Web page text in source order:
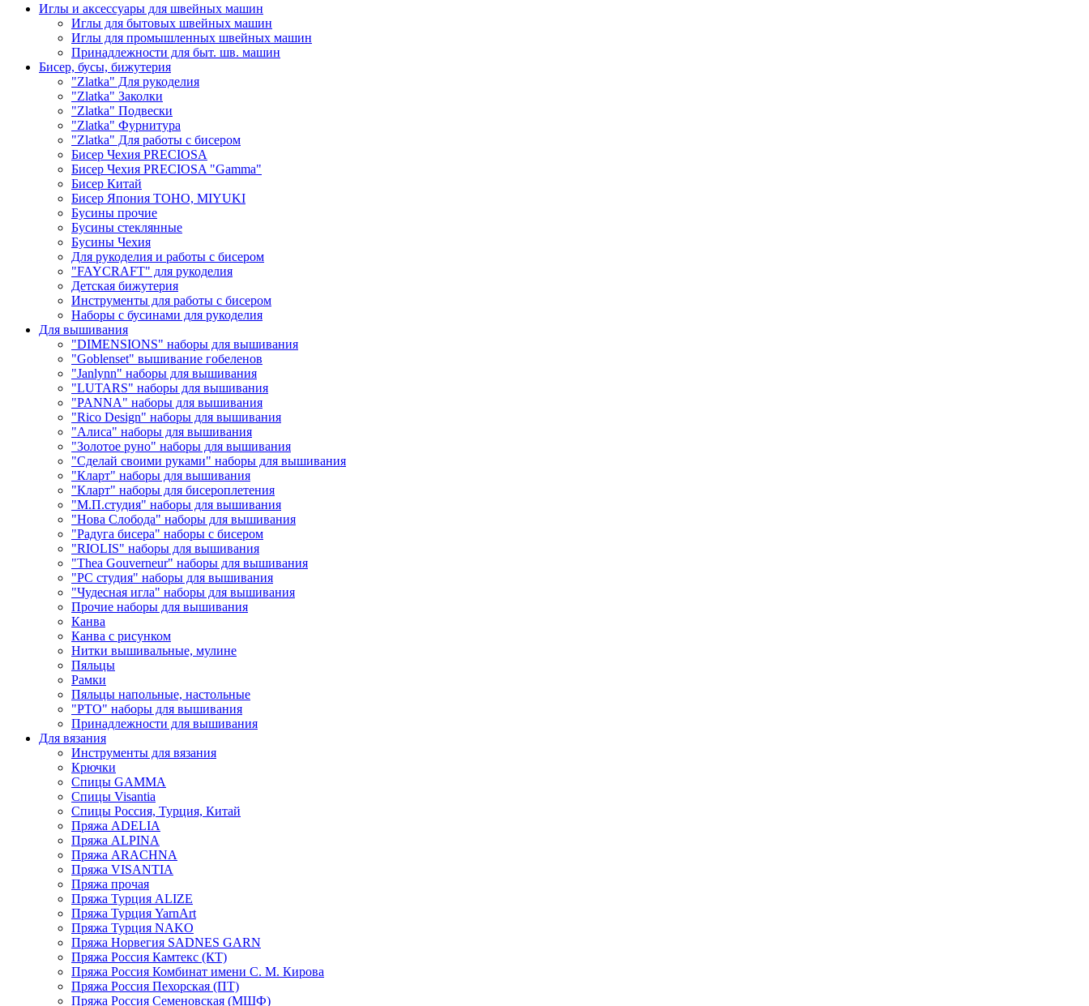
Иглы и аксессуары для швейных машин
Иглы для бытовых швейных машин
Иглы для промышленных швейных машин
Принадлежности для быт. шв. машин
Бисер, бусы, бижутерия
"Zlatka" Для рукоделия
"Zlatka" Заколки
"Zlatka" Подвески
"Zlatka" Фурнитура
"Zlatka" Для работы с бисером
Бисер Чехия PRECIOSA
Бисер Чехия PRECIOSA "Gamma"
Бисер Китай
Бисер Япония TOHO, MIYUKI
Бусины прочие
Бусины стеклянные
Бусины Чехия
Для рукоделия и работы с бисером
"FAYCRAFT" для рукоделия
Детская бижутерия
Инструменты для работы с бисером
Наборы с бусинами для рукоделия
Для вышивания
"DIMENSIONS" наборы для вышивания
"Goblenset" вышивание гобеленов
"Janlynn" наборы для вышивания
"LUTARS" наборы для вышивания
"PANNA" наборы для вышивания
"Rico Design" наборы для вышивания
"Алиса" наборы для вышивания
"Золотое руно" наборы для вышивания
"Сделай своими руками" наборы для вышивания
"Кларт" наборы для вышивания
"Кларт" наборы для бисероплетения
"М.П.студия" наборы для вышивания
"Нова Слобода" наборы для вышивания
"Радуга бисера" наборы с бисером
"RIOLIS" наборы для вышивания
"Thea Gouverneur" наборы для вышивания
"РС студия" наборы для вышивания
"Чудесная игла" наборы для вышивания
Прочие наборы для вышивания
Канва
Канва с рисунком
Нитки вышивальные, мулине
Пяльцы
Рамки
Пяльцы напольные, настольные
"РТО" наборы для вышивания
Принадлежности для вышивания
Для вязания
Инструменты для вязания
Крючки
Спицы GAMMA
Спицы Visantia
Спицы Россия, Турция, Китай
Пряжа ADELIA
Пряжа ALPINA
Пряжа ARACHNA
Пряжа VISANTIA
Пряжа прочая
Пряжа Турция ALIZE
Пряжа Турция YarnArt
Пряжа Турция NAKO
Пряжа Норвегия SADNES GARN
Пряжа Россия Камтекс (КТ)
Пряжа Россия Комбинат имени С. М. Кирова
Пряжа Россия Пехорская (ПТ)
Пряжа Россия Семеновская (МШФ)